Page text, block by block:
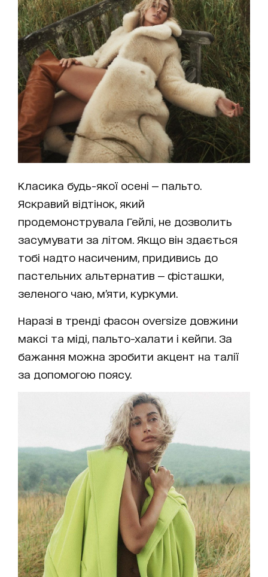
Класика будь-якої осені — пальто.
Яскравий відтінок, який
продемонструвала Гейлі, не дозволить
засумувати за літом. Якщо він здається
тобі надто насиченим, придивись до
пастельних альтернатив — фісташки,
зеленого чаю, м’яти, куркуми.
Наразі в тренді фасон oversize довжини
максі та міді, пальто-халати і кейпи. За
бажання можна зробити акцент на талії
за допомогою поясу.